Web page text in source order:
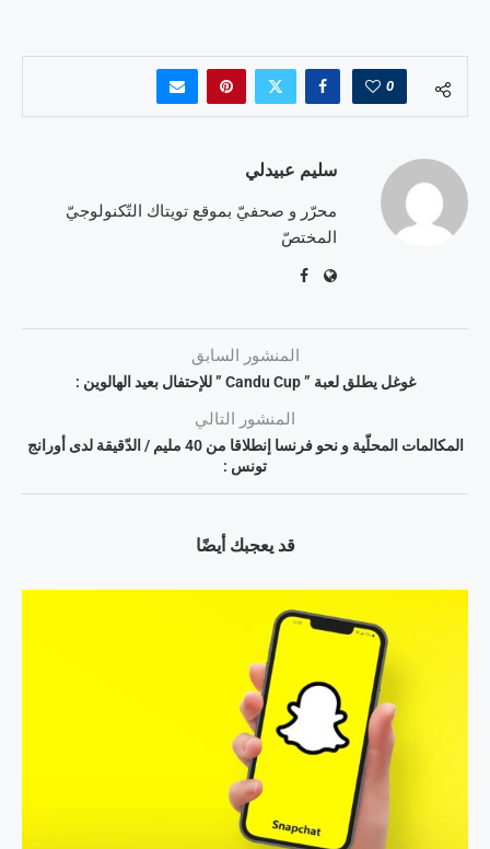
0
سليم عبيدلي
محرّر و صحفيّ بموقع تويتاك التّكنولوجيّ
المختصّ
المنشور السابق
غوغل يطلق لعبة ” Candu Cup ” للإحتفال بعيد الهالوين :
المنشور التالي
المكالمات المحلّية و نحو فرنسا إنطلاقا من 40 مليم / الدّقيقة لدى أورانج
تونس :
قد يعجبك أيضًا